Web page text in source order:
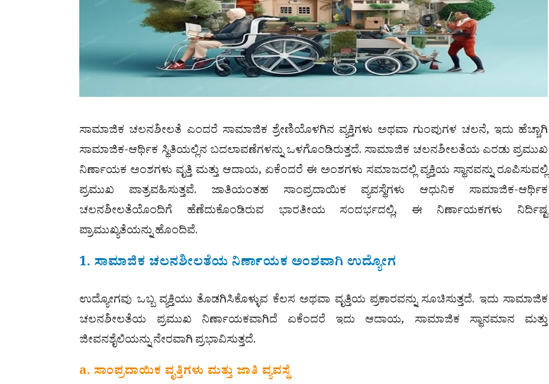
ಸಾಮಾಜಿಕ ಚಲನಶೀಲತೆ ಎಂದರೆ ಸಾಮಾಜಿಕ ಶ್ರೇಣಿಯೊಳಗಿನ ವ್ಯಕ್ತಿಗಳು ಅಥವಾ ಗುಂಪುಗಳ ಚಲನೆ, ಇದು ಹೆಚ್ಚಾಗಿ
ಸಾಮಾಜಿಕ-ಆರ್ಥಿಕ ಸ್ಥಿತಿಯಲ್ಲಿನ ಬದಲಾವಣೆಗಳನ್ನು ಒಳಗೊಂಡಿರುತ್ತದೆ. ಸಾಮಾಜಿಕ ಚಲನಶೀಲತೆಯ ಎರಡು ಪ್ರಮುಖ
ನಿರ್ಣಾಯಕ ಅಂಶಗಳು ವೃತ್ತಿ ಮತ್ತು ಆದಾಯ, ಏಕೆಂದರೆ ಈ ಅಂಶಗಳು ಸಮಾಜದಲ್ಲಿ ವ್ಯಕ್ತಿಯ ಸ್ಥಾನವನ್ನು ರೂಪಿಸುವಲ್ಲಿ
ಪ್ರಮುಖ ಪಾತ್ರವಹಿಸುತ್ತವೆ. ಜಾತಿಯಂತಹ ಸಾಂಪ್ರದಾಯಿಕ ವ್ಯವಸ್ಥೆಗಳು ಆಧುನಿಕ ಸಾಮಾಜಿಕ-ಆರ್ಥಿಕ
ಚಲನಶೀಲತೆಯೊಂದಿಗೆ ಹೆಣೆದುಕೊಂಡಿರುವ ಭಾರತೀಯ ಸಂದರ್ಭದಲ್ಲಿ, ಈ ನಿರ್ಣಾಯಕಗಳು ನಿರ್ದಿಷ್ಟ
ಪ್ರಾಮುಖ್ಯತೆಯನ್ನು ಹೊಂದಿವೆ.
1. ಸಾಮಾಜಿಕ ಚಲನಶೀಲತೆಯ ನಿರ್ಣಾಯಕ ಅಂಶವಾಗಿ ಉದ್ಯೋಗ
ಉದ್ಯೋಗವು ಒಬ್ಬ ವ್ಯಕ್ತಿಯು ತೊಡಗಿಸಿಕೊಳ್ಳುವ ಕೆಲಸ ಅಥವಾ ವೃತ್ತಿಯ ಪ್ರಕಾರವನ್ನು ಸೂಚಿಸುತ್ತದೆ. ಇದು ಸಾಮಾಜಿಕ
ಚಲನಶೀಲತೆಯ ಪ್ರಮುಖ ನಿರ್ಣಾಯಕವಾಗಿದೆ ಏಕೆಂದರೆ ಇದು ಆದಾಯ, ಸಾಮಾಜಿಕ ಸ್ಥಾನಮಾನ ಮತ್ತು
ಜೀವನಶೈಲಿಯನ್ನು ನೇರವಾಗಿ ಪ್ರಭಾವಿಸುತ್ತದೆ.
a. ಸಾಂಪ್ರದಾಯಿಕ ವೃತ್ತಿಗಳು ಮತ್ತು ಜಾತಿ ವ್ಯವಸ್ಥೆ